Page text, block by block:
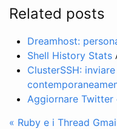
Related posts
Dreamhost:
Shell History Stats
ClusterSSH:
Aggiornare
« Ruby e i Thread